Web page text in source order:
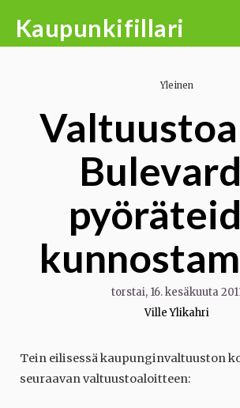
Kaupunkifillari
Yleinen
torstai, 16. kesäkuuta
Ville Ylikahri
Tein eilisessä kaupunginvaltuuston
seuraavan valtuustoaloitteen: